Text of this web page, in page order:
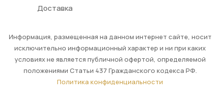
Доставка
Информация, размещенная на данном интернет сайте, носит
исключительно информационный характер и ни при каких
условиях не является публичной офертой, определяемой
положениями Статьи 437 Гражданского кодекса РФ.
Политика конфиденциальности